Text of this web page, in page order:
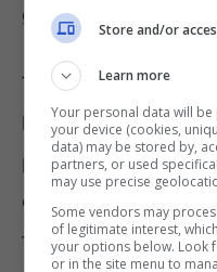
generatori di vapore
Tra i requisiti la
lavorative
professionale ad
contratto
finalizzato a
Store and/or
Learn more
Your personal data will
your device (cookies,
data) may be stored by,
partners, or used
may use precise
Some vendors may
of legitimate interest,
your options below. Look
or in the site menu to